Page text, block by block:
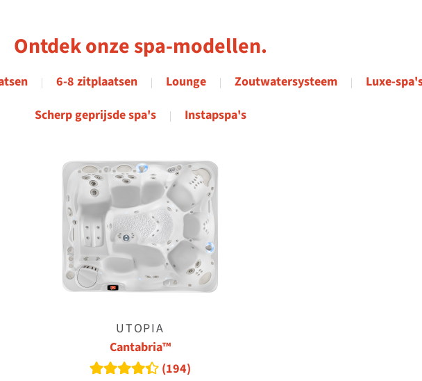
Ontdek onze spa-modellen.
6-8 zitplaatsen Lounge Zoutwatersysteem Luxe-
Scherp geprijsde spa's
Instapspa's
UTOPIA
Cantabria™
Read reviews
(194)